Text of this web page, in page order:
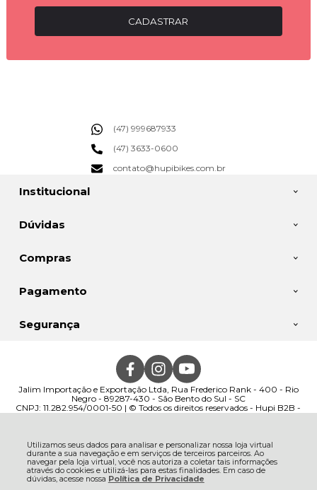
Utilizamos seus dados para analisar e personalizar nossa loja virtual
durante a sua navegação e em serviços de terceiros parceiros. Ao
navegar pela loja virtual, você nos autoriza a coletar tais informações
através do cookies e utilizá-las para estas finalidades. Em caso de
dúvidas, acesse nossa Política de Privacidade
CADASTRAR
Institucional
Dúvidas
Compras
(47) 999687933
(47) 3633-0600
contato@hupibikes.com.br
Pagamento
Segurança
Jalim Importação e Exportação Ltda, Rua Frederico Rank - 400 - Rio
Negro - 89287-430 - São Bento do Sul - SC
CNPJ: 11.282.954/0001-50 | © Todos os direitos reservados - Hupi B2B -